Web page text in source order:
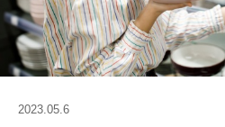
2023.05.6